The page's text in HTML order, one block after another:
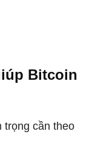
Bitcoin
trọng cần theo